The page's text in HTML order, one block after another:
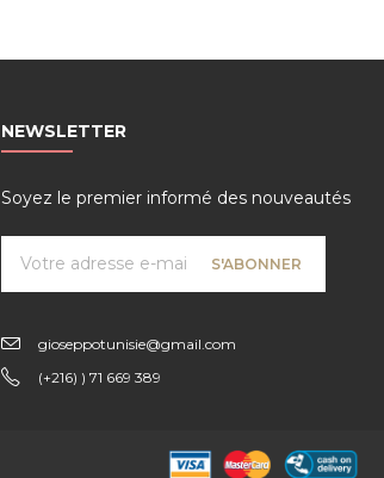
NEWSLETTER
Soyez le premier informé des nouveautés
gioseppotunisie@gmail.com
(+216) ) 71 669 389